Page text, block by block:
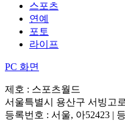
스포츠
연예
포토
라이프
PC 화면
제호 : 스포츠월드
서울특별시 용산구 서빙고
등록번호 : 서울, 아52423 |